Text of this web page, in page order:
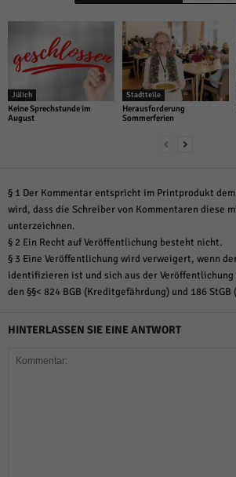
Jülich
Keine Sprechstunde im
August
Stadtteile
Herausforderung
Sommerferien
§ 1 Der Kommentar entspricht im Printprodukt
wird, dass die Schreiber von Kommentaren diese
unterzeichnen.
§ 2 Ein Recht auf Veröffentlichung besteht nicht.
§ 3 Eine Veröffentlichung wird verweigert, wenn
identifizieren ist und sich aus der Veröffentlichung
den §§< 824 BGB (Kreditgefährdung) und 186
HINTERLASSEN SIE EINE ANTWORT